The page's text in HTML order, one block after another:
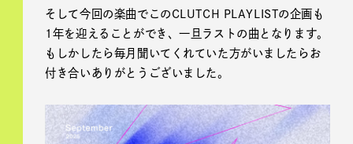
そして今回の楽曲でこのCLUTCH PLAYLISTの企画も
1年を迎えることができ、一旦ラストの曲となります。
もしかしたら毎月聞いてくれていた方がいましたらお
付き合いありがとうございました。